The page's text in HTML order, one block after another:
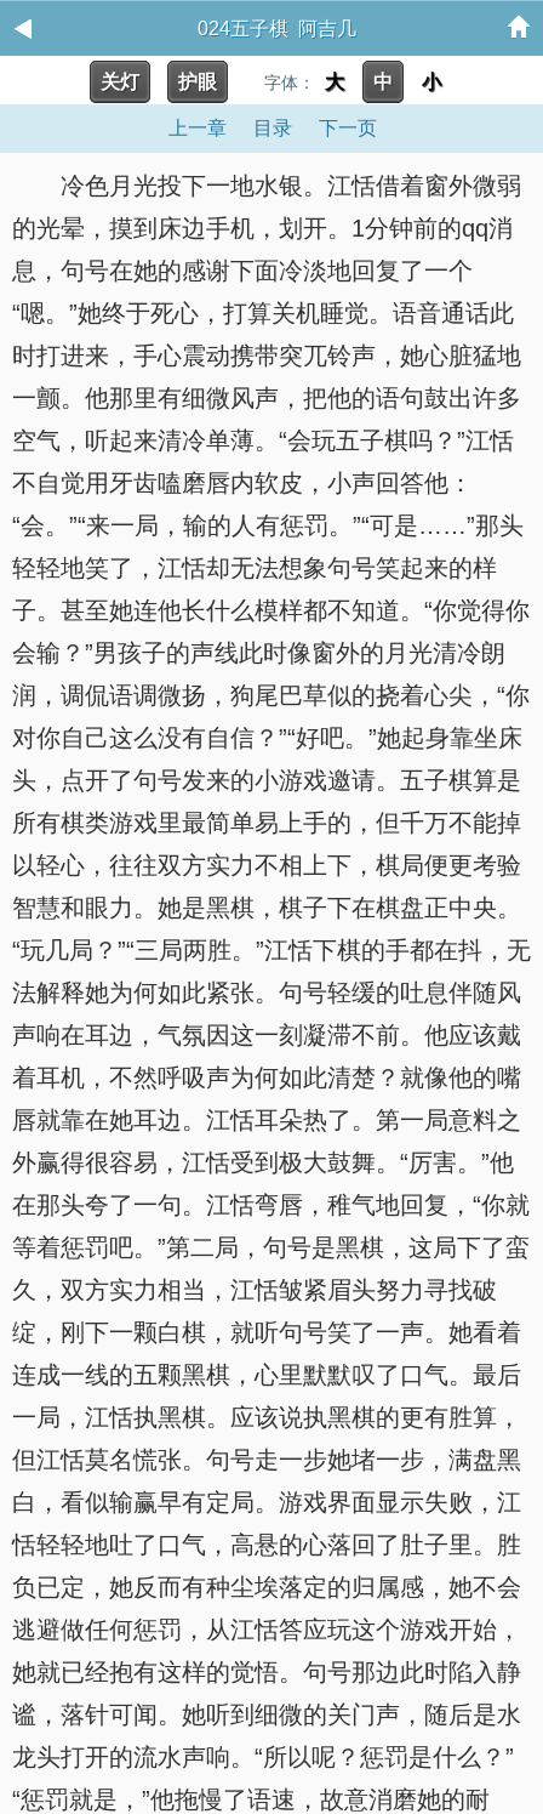
024五子棋 阿吉几
关灯 护眼 字体： 大 中 小
上一章 目录 下一页
冷色月光投下一地水银。江恬借着窗外微弱
的光晕，摸到床边手机，划开。1分钟前的qq消
息，句号在她的感谢下面冷淡地回复了一个
“嗯。”她终于死心，打算关机睡觉。语音通话此
时打进来，手心震动携带突兀铃声，她心脏猛地
一颤。他那里有细微风声，把他的语句鼓出许多
空气，听起来清冷单薄。“会玩五子棋吗？”江恬
不自觉用牙齿嗑磨唇内软皮，小声回答他：
“会。”“来一局，输的人有惩罚。”“可是……”那头
轻轻地笑了，江恬却无法想象句号笑起来的样
子。甚至她连他长什么模样都不知道。“你觉得你
会输？”男孩子的声线此时像窗外的月光清冷朗
润，调侃语调微扬，狗尾巴草似的挠着心尖，“你
对你自己这么没有自信？”“好吧。”她起身靠坐床
头，点开了句号发来的小游戏邀请。五子棋算是
所有棋类游戏里最简单易上手的，但千万不能掉
以轻心，往往双方实力不相上下，棋局便更考验
智慧和眼力。她是黑棋，棋子下在棋盘正中央。
“玩几局？”“三局两胜。”江恬下棋的手都在抖，无
法解释她为何如此紧张。句号轻缓的吐息伴随风
声响在耳边，气氛因这一刻凝滞不前。他应该戴
着耳机，不然呼吸声为何如此清楚？就像他的嘴
唇就靠在她耳边。江恬耳朵热了。第一局意料之
外赢得很容易，江恬受到极大鼓舞。“厉害。”他
在那头夸了一句。江恬弯唇，稚气地回复，“你就
等着惩罚吧。”第二局，句号是黑棋，这局下了蛮
久，双方实力相当，江恬皱紧眉头努力寻找破
绽，刚下一颗白棋，就听句号笑了一声。她看着
连成一线的五颗黑棋，心里默默叹了口气。最后
一局，江恬执黑棋。应该说执黑棋的更有胜算，
但江恬莫名慌张。句号走一步她堵一步，满盘黑
白，看似输赢早有定局。游戏界面显示失败，江
恬轻轻地吐了口气，高悬的心落回了肚子里。胜
负已定，她反而有种尘埃落定的归属感，她不会
逃避做任何惩罚，从江恬答应玩这个游戏开始，
她就已经抱有这样的觉悟。句号那边此时陷入静
谧，落针可闻。她听到细微的关门声，随后是水
龙头打开的流水声响。“所以呢？惩罚是什么？”
“惩罚就是，”他拖慢了语速，故意消磨她的耐